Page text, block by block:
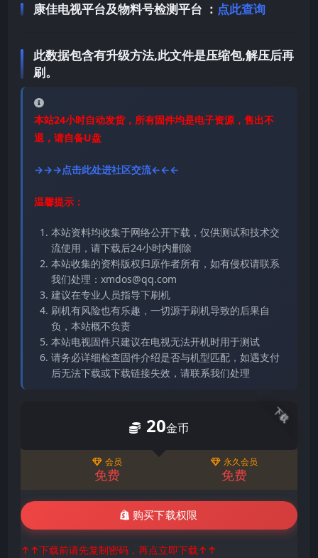
康佳电视平台及物料号检测平台 ： 点此查询
此数据包含有升级方法,此文件是压缩包,解压后再
刷。
本站24小时自动发货，所有固件均是电子资源，售出不
退，请自备U盘
→→→点击此处进社区交流←←←
温馨提示：
本站资料均收集于网络公开下载，仅供测试和技术交
流使用，请下载后24小时内删除
本站收集的资料版权归原作者所有，如有侵权请联系
我们处理：xmdos@qq.com
建议在专业人员指导下刷机
刷机有风险也有乐趣，一切源于刷机导致的后果自
负，本站概不负责
本站电视固件只建议在电视无法开机时用于测试
请务必详细检查固件介绍是否与机型匹配，如遇支付
后无法下载或下载链接失效，请联系我们处理
下载
20金币
会员
免费
永久会员
免费
购买下载权限
↑↑下载前请先复制密码，再点立即下载↑↑